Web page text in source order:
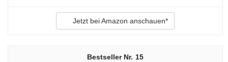
Jetzt bei Amazon anschauen*
15